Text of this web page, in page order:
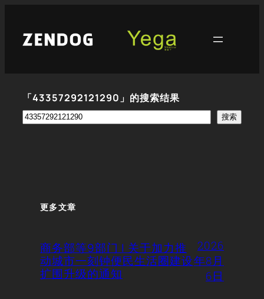
「43357292121290」的搜索结果
搜
搜索
更多文章
商务部等9部门 | 关于加力推
动城市一刻钟便民生活圈建设
扩围升级的通知
2026
年8月
6日